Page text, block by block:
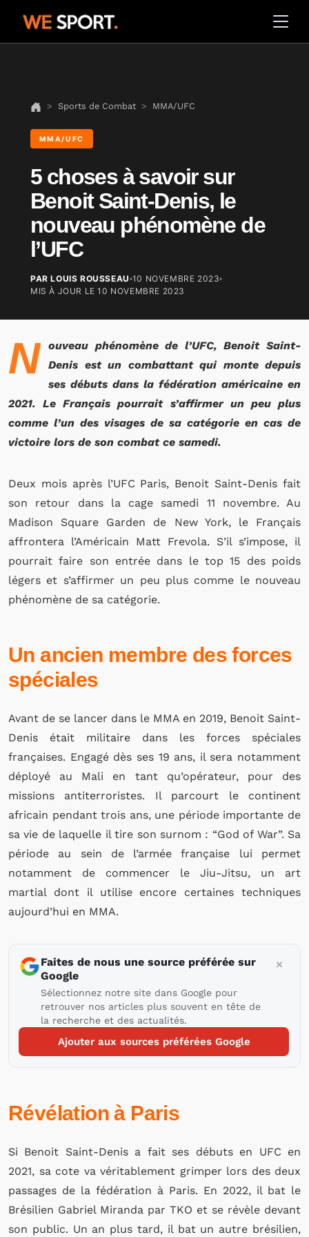
Sports de Combat MMA/UFC
MMA/UFC
5 choses à savoir sur
Benoit Saint-Denis, le
nouveau phénomène de
l’UFC
PAR LOUIS ROUSSEAU 10 NOVEMBRE 2023
MIS À JOUR LE10 NOVEMBRE 2023
N
ouveau phénomène de l’UFC, Benoit Saint-
Denis est un combattant qui monte depuis
ses débuts dans la fédération américaine en
2021. Le Français pourrait s’affirmer un peu plus
comme l’un des visages de sa catégorie en cas de
victoire lors de son combat ce samedi.
Deux mois après l’UFC Paris, Benoit Saint-Denis fait
son retour dans la cage samedi 11 novembre. Au
Madison Square Garden de New York, le Français
affrontera l’Américain Matt Frevola. S’il s’impose, il
pourrait faire son entrée dans le top 15 des poids
légers et s’affirmer un peu plus comme le nouveau
phénomène de sa catégorie.
Un ancien membre des forces
spéciales
Avant de se lancer dans le MMA en 2019, Benoit Saint-
Denis était militaire dans les forces spéciales
françaises. Engagé dès ses 19 ans, il sera notamment
déployé au Mali en tant qu’opérateur, pour des
missions antiterroristes. Il parcourt le continent
africain pendant trois ans, une période importante de
sa vie de laquelle il tire son surnom : “God of War”. Sa
période au sein de l’armée française lui permet
notamment de commencer le Jiu-Jitsu, un art
martial dont il utilise encore certaines techniques
aujourd’hui en MMA.
Faites de nous une source préférée sur
Google
Sélectionnez notre site dans Google pour
retrouver nos articles plus souvent en tête de
la recherche et des actualités.
Ajouter aux sources préférées Google
Révélation à Paris
Si Benoit Saint-Denis a fait ses débuts en UFC en
2021, sa cote va véritablement grimper lors des deux
passages de la fédération à Paris. En 2022, il bat le
Brésilien Gabriel Miranda par TKO et se révèle devant
son public. Un an plus tard, il bat un autre brésilien,